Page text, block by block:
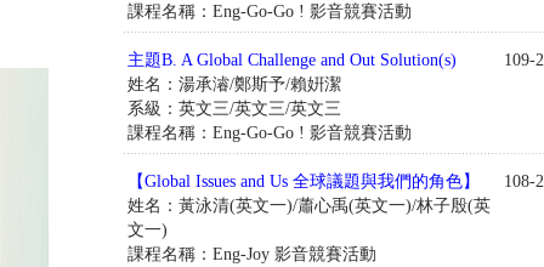
課程名稱：Eng-Go-Go ! 影音競賽活動
主題B. A Global Challenge and Out Solution(s)
姓名：湯承濬/鄭斯予/賴姸潔
系級：英文三/英文三/英文三
課程名稱：Eng-Go-Go ! 影音競賽活動
109-2
【Global Issues and Us 全球議題與我們的角色】
姓名：黃泳清(英文一)/蕭心禹(英文一)/林子殷(英
文一)
課程名稱：Eng-Joy 影音競賽活動
108-2